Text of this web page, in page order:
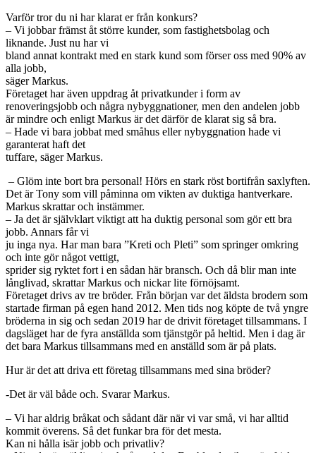
Varför tror du ni har klarat er från konkurs?
– Vi jobbar främst åt större kunder, som fastighetsbolag och
liknande. Just nu har vi
bland annat kontrakt med en stark kund som förser oss med 90% av
alla jobb,
säger Markus.
Företaget har även uppdrag åt privatkunder i form av
renoveringsjobb och några nybyggnationer, men den andelen jobb
är mindre och enligt Markus är det därför de klarat sig så bra.
– Hade vi bara jobbat med småhus eller nybyggnation hade vi
garanterat haft det
tuffare, säger Markus.
– Glöm inte bort bra personal! Hörs en stark röst bortifrån saxlyften.
Det är Tony som vill påminna om vikten av duktiga hantverkare.
Markus skrattar och instämmer.
– Ja det är självklart viktigt att ha duktig personal som gör ett bra
jobb. Annars får vi
ju inga nya. Har man bara ”Kreti och Pleti” som springer omkring
och inte gör något vettigt,
sprider sig ryktet fort i en sådan här bransch. Och då blir man inte
långlivad, skrattar Markus och nickar lite förnöjsamt.
Företaget drivs av tre bröder. Från början var det äldsta brodern som
startade firman på egen hand 2012. Men tids nog köpte de två yngre
bröderna in sig och sedan 2019 har de drivit företaget tillsammans. I
dagsläget har de fyra anställda som tjänstgör på heltid. Men i dag är
det bara Markus tillsammans med en anställd som är på plats.
Hur är det att driva ett företag tillsammans med sina bröder?
-Det är väl både och. Svarar Markus.
– Vi har aldrig bråkat och sådant där när vi var små, vi har alltid
kommit överens. Så det funkar bra för det mesta.
Kan ni hålla isär jobb och privatliv?